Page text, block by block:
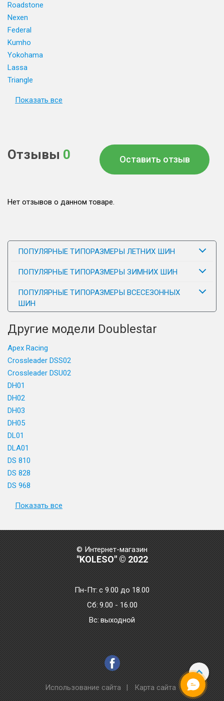
Roadstone
Nexen
Federal
Kumho
Yokohama
Lassa
Triangle
Показать все
Отзывы 0 Оставить отзыв
Нет отзывов о данном товаре.
ПОПУЛЯРНЫЕ ТИПОРАЗМЕРЫ ЛЕТНИХ ШИН
ПОПУЛЯРНЫЕ ТИПОРАЗМЕРЫ ЗИМНИХ ШИН
ПОПУЛЯРНЫЕ ТИПОРАЗМЕРЫ ВСЕСЕЗОННЫХ
ШИН
Другие модели Doublestar
Apex Racing
Crossleader DSS02
Crossleader DSU02
DH01
DH02
DH03
DH05
DL01
DLA01
DS 810
DS 828
DS 968
Показать все
© Интернет-магазин
"KOLESO" © 2022
Пн-Пт:с 9.00 до 18.00
Сб: 9.00 - 16.00
Bc: выходной
Использование сайта | Карта сайта